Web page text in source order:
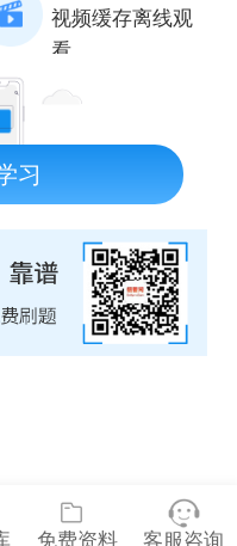
视频缓存离线观
看
习
免费资料 客服咨询